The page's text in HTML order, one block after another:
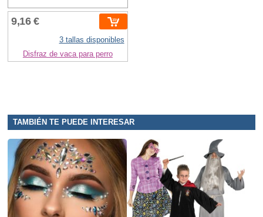
9,16 €
3 tallas disponibles
Disfraz de vaca para perro
TAMBIÉN TE PUEDE INTERESAR